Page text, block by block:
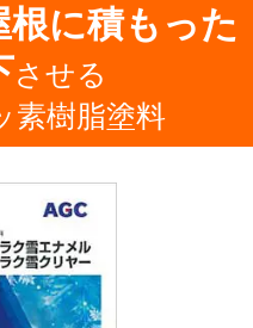
根に積もった
させる
素樹脂塗料